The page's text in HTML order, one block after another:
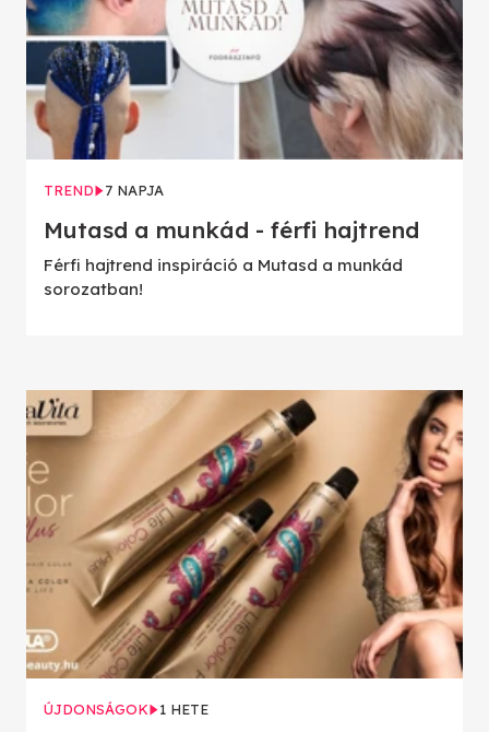
TREND 7 NAPJA
Mutasd a munkád - férfi hajtrend
Férfi hajtrend inspiráció a Mutasd a munkád
sorozatban!
ÚJDONSÁGOK 1 HETE